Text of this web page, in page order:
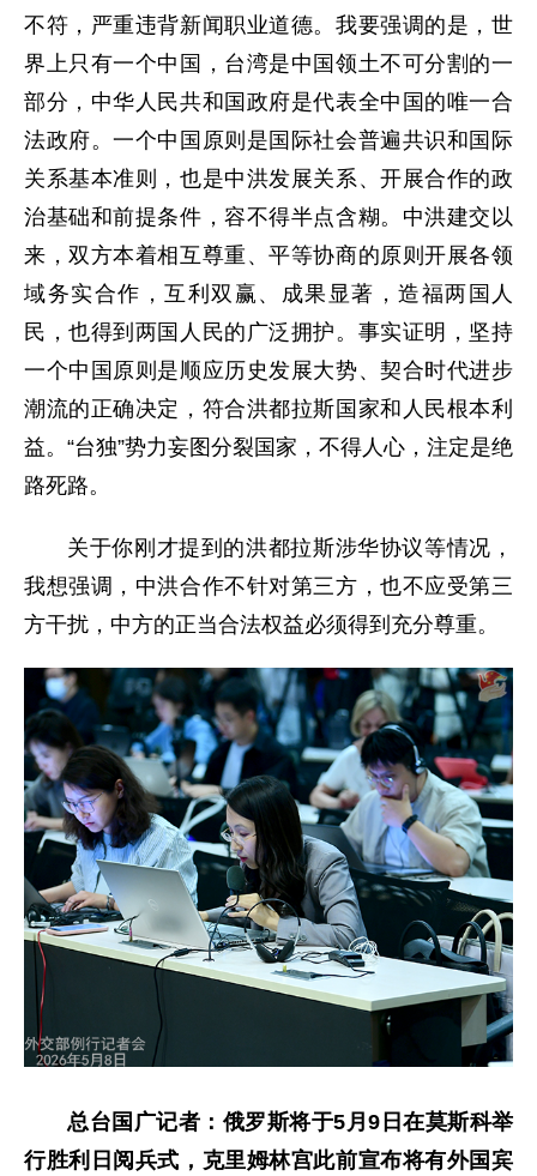
不符，严重违背新闻职业道德。我要强调的是，世
界上只有一个中国，台湾是中国领土不可分割的一
部分，中华人民共和国政府是代表全中国的唯一合
法政府。一个中国原则是国际社会普遍共识和国际
关系基本准则，也是中洪发展关系、开展合作的政
治基础和前提条件，容不得半点含糊。中洪建交以
来，双方本着相互尊重、平等协商的原则开展各领
域务实合作，互利双赢、成果显著，造福两国人
民，也得到两国人民的广泛拥护。事实证明，坚持
一个中国原则是顺应历史发展大势、契合时代进步
潮流的正确决定，符合洪都拉斯国家和人民根本利
益。“台独”势力妄图分裂国家，不得人心，注定是绝
路死路。
关于你刚才提到的洪都拉斯涉华协议等情况，
我想强调，中洪合作不针对第三方，也不应受第三
方干扰，中方的正当合法权益必须得到充分尊重。
总台国广记者：俄罗斯将于5月9日在莫斯科举
行胜利日阅兵式，克里姆林宫此前宣布将有外国宾